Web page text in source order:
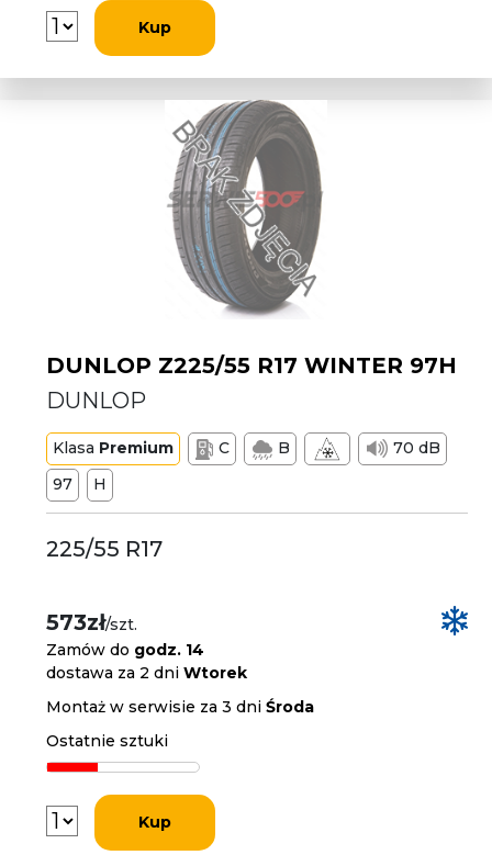
Kup
DUNLOP Z225/55 R17 WINTER 97H
DUNLOP
Klasa Premium C B
70 dB
97
H
225/55 R17
573zł/szt.
Zamów do godz. 14
dostawa za 2 dniWtorek
Montaż w serwisie za 3 dniŚroda
Ostatnie sztuki
Kup